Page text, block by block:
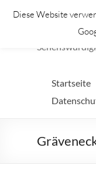
Inhalt
Startseite
Diese Website